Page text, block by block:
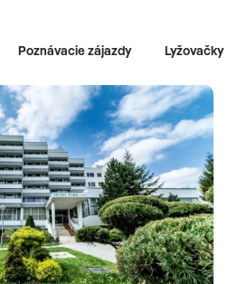
Poznávacie zájazdy Lyžovačky